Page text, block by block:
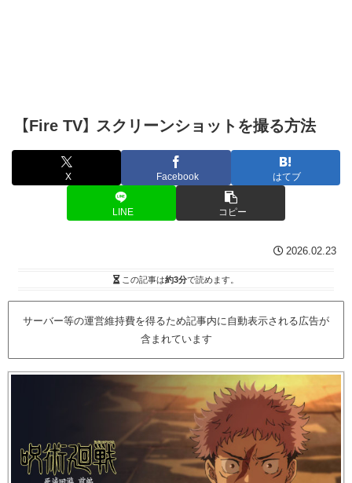
【Fire TV】 スクリーンショットを撮る方法
X Facebook はてブ
LINE コピー
2026.02.23
この記事は約3分で読めます。
サーバー等の運営維持費を得るため記事内に自動表示される広告が
含まれています